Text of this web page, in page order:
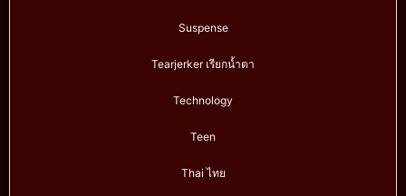
Suspense
Tearjerker เรียกน้ำตา
Technology
Teen
Thai ไทย